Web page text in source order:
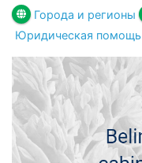
Города и регионы
Юридическая помощь